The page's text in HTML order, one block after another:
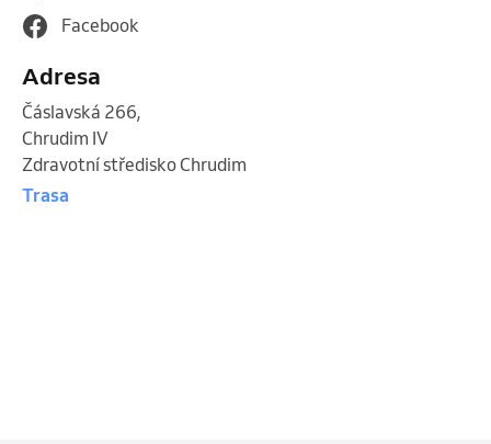
Facebook
Adresa
Čáslavská 266,
Chrudim IV
Zdravotní středisko Chrudim
Trasa